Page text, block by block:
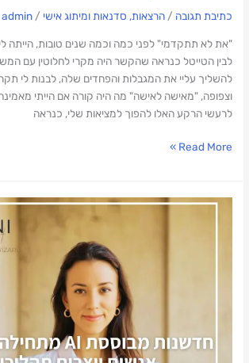
כתיבת תגובה /הרצאות, סדנאות ומיתוג אישי /
admin
"את לא תתקדמי" לפני כמה וכמה שנים טובות, הייתה
לבין הטייטל כנראה שהקשר היה מקרי לחלוטין עם
להשליך עליי את המגבלות והפחדים שלה, לבנות לי
וצפופה, "מאישה לאישה" מה היה קורה אם הייתי
לרעשי הרקע האלו להפוך למציאות שלי, כנראה
Read More »
חדשנות